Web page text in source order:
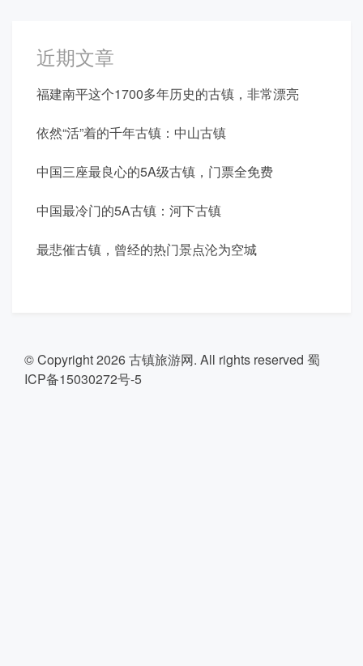
近期文章
福建南平这个1700多年历史的古镇，非常漂亮
依然“活”着的千年古镇：中山古镇
中国三座最良心的5A级古镇，门票全免费
中国最冷门的5A古镇：河下古镇
最悲催古镇，曾经的热门景点沦为空城
© Copyright 2026古镇旅游网. All rights reserved 蜀
ICP备15030272号-5